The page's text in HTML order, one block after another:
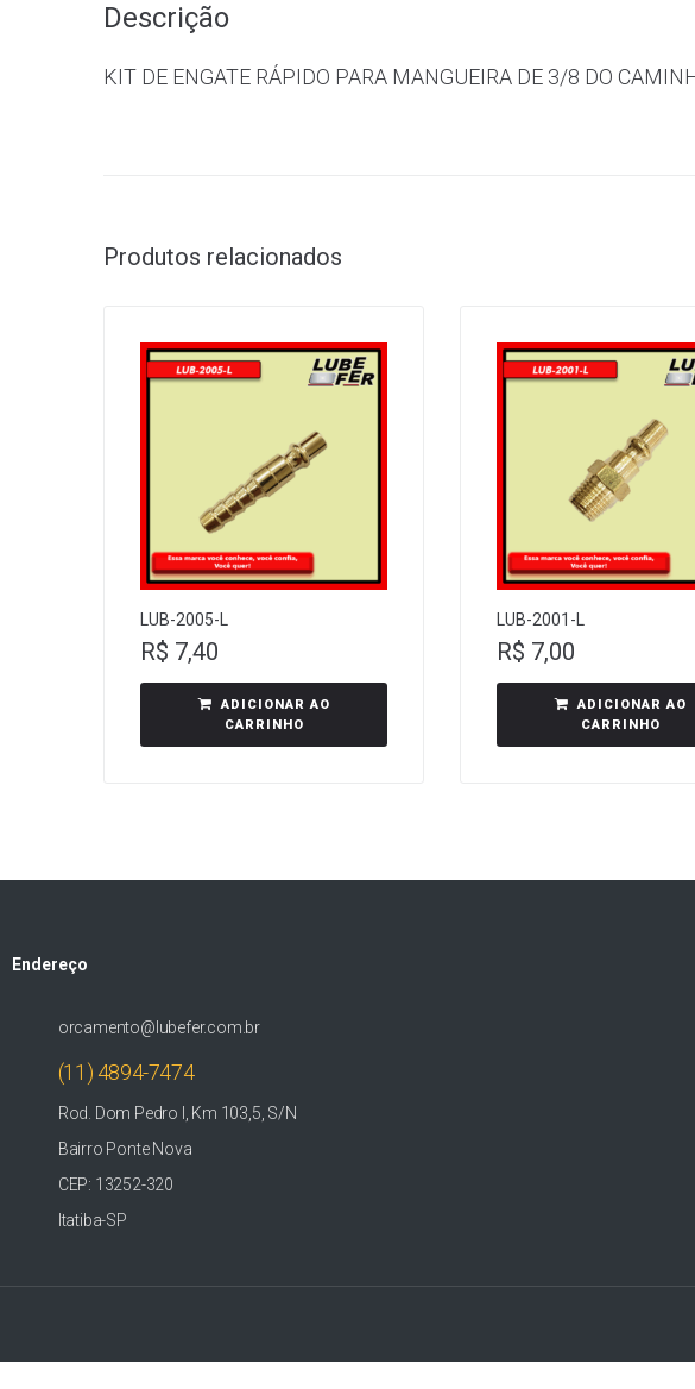
Descrição
KIT DE ENGATE RÁPIDO PARA MANGUEIRA DE 3/8 DO
Produtos relacionados
LUB-2005-L
R$ 7,40
ADICIONAR AO
CARRINHO
LUB-2001-L
R$ 7,00
ADICIONAR AO
CARRINHO
Endereço
orcamento@lubefer.com.br
(11) 4894-7474
Rod. Dom Pedro I, Km 103,5, S/N
Bairro Ponte Nova
CEP: 13252-320
Itatiba-SP